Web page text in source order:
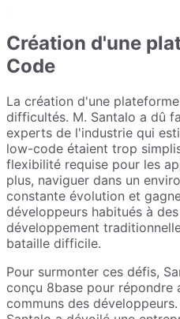
Création d'une
Code
La création d'une
difficultés. M. Santalo a dû
experts de l'industrie qui
low-code étaient trop
flexibilité requise pour les
plus, naviguer dans un
constante évolution et
développeurs habitués à
développement
bataille difficile.
Pour surmonter ces défis,
conçu 8base pour répondre
communs des